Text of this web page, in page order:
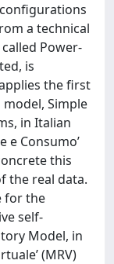
a technical
Power-
is
the first
Simple
in Italian
e Consumo’
this
the real data.
for the
self-
Model, in
(MRV)